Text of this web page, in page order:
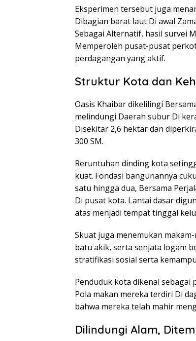
Eksperimen tersebut juga
Dibagian barat laut Di awal
Sebagai Alternatif, hasil survei
Memperoleh pusat-pusat
perdagangan yang aktif.
Struktur Kota dan
Oasis Khaibar dikelilingi
melindungi Daerah subur Di
Disekitar 2,6 hektar dan
300 SM.
Reruntuhan dinding kota
kuat. Fondasi bangunannya
satu hingga dua, Bersama
Di pusat kota. Lantai dasar
atas menjadi tempat tinggal
Skuat juga menemukan
batu akik, serta senjata logam
stratifikasi sosial serta
Penduduk kota dikenal sebagai
Pola makan mereka terdiri Di
bahwa mereka telah mahir
Dilindungi Alam,